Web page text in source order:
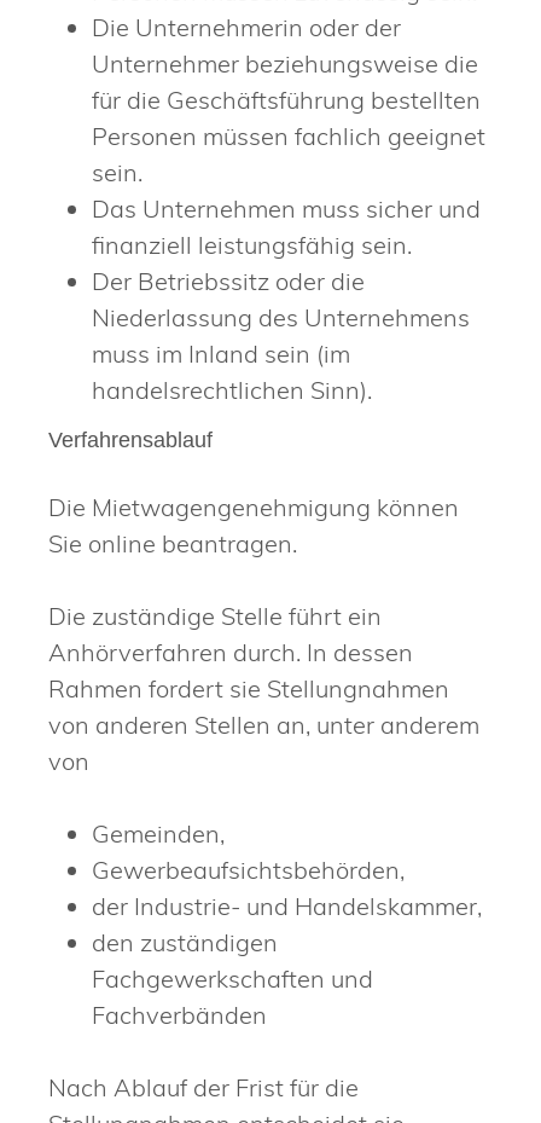
Die Unternehmerin oder der
Unternehmer beziehungsweise die
für die Geschäftsführung bestellten
Personen müssen fachlich geeignet
sein.
Das Unternehmen muss sicher und
finanziell leistungsfähig sein.
Der Betriebssitz oder die
Niederlassung des Unternehmens
muss im Inland sein (im
handelsrechtlichen Sinn).
Verfahrensablauf
Die Mietwagengenehmigung können
Sie online beantragen.
Die zuständige Stelle führt ein
Anhörverfahren durch. In dessen
Rahmen fordert sie Stellungnahmen
von anderen Stellen an, unter anderem
von
Gemeinden,
Gewerbeaufsichtsbehörden,
der Industrie- und Handelskammer,
den zuständigen
Fachgewerkschaften und
Fachverbänden
Nach Ablauf der Frist für die